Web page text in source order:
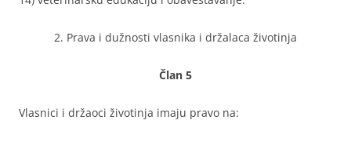
2. Prava i dužnosti vlasnika i držalaca životinja
Član 5
Vlasnici i držaoci životinja imaju pravo na: